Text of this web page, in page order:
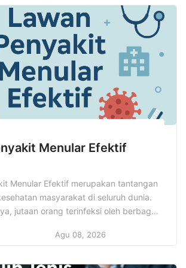
menabung atau investasi
cara memulai investasi bisnis cerdas
[…]
Menular Efektif
Menular Efektif merupakan tantangan
masyarakat di seluruh dunia.
jutaan orang terinfeksi oleh berbagai
terlebih jika tidak ada langkah-langkah
terkendali dapat menyebabkan
Agu 08, 2026